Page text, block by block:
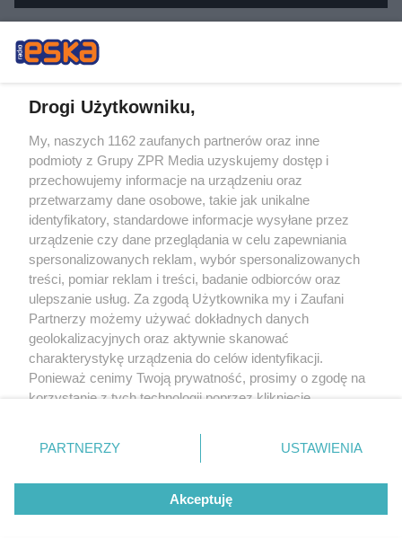
ZOBACZ WIĘCEJ
Drogi Użytkowniku,
My, naszych 1162 zaufanych partnerów oraz inne
podmioty z Grupy ZPR Media uzyskujemy dostęp i
przechowujemy informacje na urządzeniu oraz
przetwarzamy dane osobowe, takie jak unikalne
identyfikatory, standardowe informacje wysyłane przez
urządzenie czy dane przeglądania w celu zapewniania
spersonalizowanych reklam, wybór spersonalizowanych
treści, pomiar reklam i treści, badanie odbiorców oraz
ulepszanie usług. Za zgodą Użytkownika my i Zaufani
Partnerzy możemy używać dokładnych danych
geolokalizacyjnych oraz aktywnie skanować
charakterystykę urządzenia do celów identyfikacji.
Ponieważ cenimy Twoją prywatność, prosimy o zgodę na
korzystanie z tych technologii poprzez kliknięcie
zmienić/wycofać klikając przycisk ustawień prywatności
znajdujący się w lewym dolnym rogu strony
rodzaje przetwarzania danych nie wymagają zgody
użytkownika, ale masz prawo sprzeciwić się takiemu
przetwarzaniu. Preferencje będą miały zastosowanie tylko
PARTNERZY USTAWIENIA
Akceptuję